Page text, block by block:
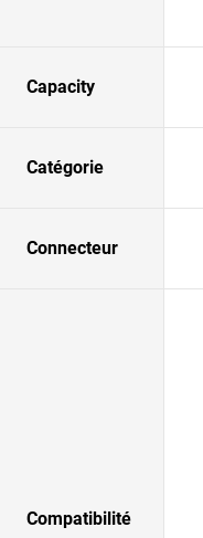
Capacity
Catégorie
Connecteur
Compatibilité